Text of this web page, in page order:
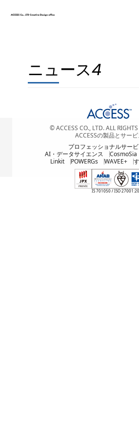
ニュース4
© ACCESS CO., LTD. ALL RIGHTS
ACCESSの製品とサー
プロフェッショナルサー
AI・データサイエンス
CosmoSia
Linkit
POWERGs WAVEE+
IS 701050 / ISO